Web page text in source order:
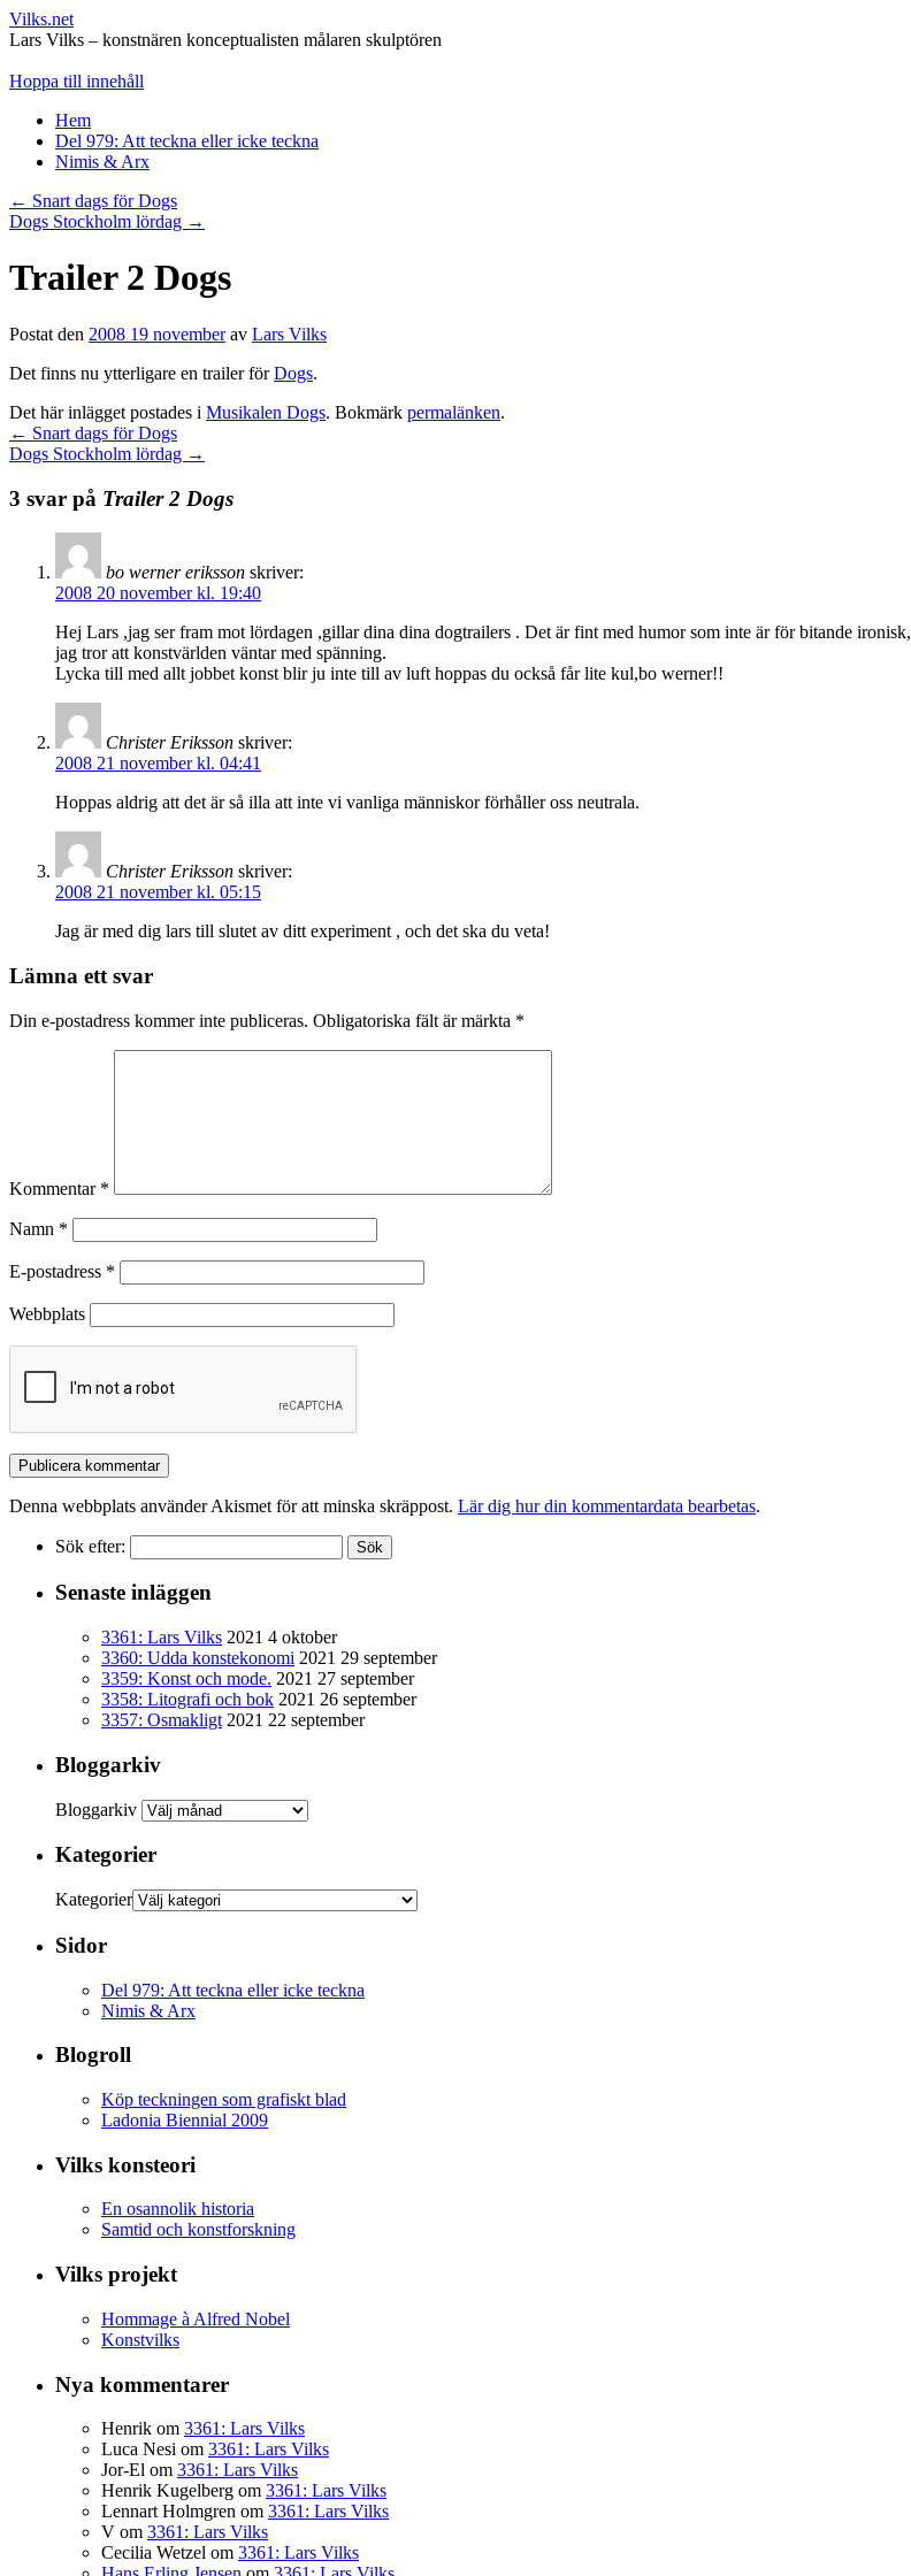
Vilks.net
Lars Vilks – konstnären konceptualisten målaren skulptören
Hoppa till innehåll
Hem
Del 979: Att teckna eller icke teckna
Nimis & Arx
← Snart dags för Dogs
Dogs Stockholm lördag →
Trailer 2 Dogs
Postat den 2008 19 november av Lars Vilks
Det finns nu ytterligare en trailer förDogs.
Det här inlägget postades i Musikalen Dogs. Bokmärk permalänken.
← Snart dags för Dogs
Dogs Stockholm lördag →
3 svar på Trailer 2 Dogs
bo werner eriksson skriver:
2008 20 november kl. 19:40
Hej Lars ,jag ser fram mot lördagen ,gillar dina dina dogtrailers . Det är fint med humor som inte är för bitande ironisk,
jag tror att konstvärlden väntar med spänning.
Lycka till med allt jobbet konst blir ju inte till av luft hoppas du också får lite kul,bo werner!!
Christer Eriksson skriver:
2008 21 november kl. 04:41
Hoppas aldrig att det är så illa att inte vi vanliga människor förhåller oss neutrala.
Christer Eriksson skriver:
2008 21 november kl. 05:15
Jag är med dig lars till slutet av ditt experiment , och det ska du veta!
Lämna ett svar
Din e-postadress kommer inte publiceras. Obligatoriska fält är märkta *
Kommentar *
Namn *
E-postadress *
Webbplats
Denna webbplats använder Akismet för att minska skräppost. Lär dig hur din kommentardata bearbetas.
Sök efter:
Senaste inläggen
3361: Lars Vilks 2021 4 oktober
3360: Udda konstekonomi 2021 29 september
3359: Konst och mode. 2021 27 september
3358: Litografi och bok 2021 26 september
3357: Osmakligt 2021 22 september
Bloggarkiv
Bloggarkiv
Kategorier
Kategorier
Sidor
Del 979: Att teckna eller icke teckna
Nimis & Arx
Blogroll
Köp teckningen som grafiskt blad
Ladonia Biennial 2009
Vilks konsteori
En osannolik historia
Samtid och konstforskning
Vilks projekt
Hommage à Alfred Nobel
Konstvilks
Nya kommentarer
Henrik om 3361: Lars Vilks
Luca Nesi om 3361: Lars Vilks
Jor-El om 3361: Lars Vilks
Henrik Kugelberg om 3361: Lars Vilks
Lennart Holmgren om 3361: Lars Vilks
V om 3361: Lars Vilks
Cecilia Wetzel om 3361: Lars Vilks